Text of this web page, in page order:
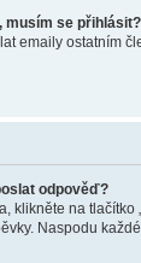
musím se přihlásit?
emaily ostatním
odpověď?
klikněte na
Naspodu